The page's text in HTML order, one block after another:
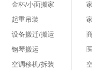
金杯/小面搬家
起重吊装
设备搬迁/搬运
钢琴搬运
空调移机/拆装